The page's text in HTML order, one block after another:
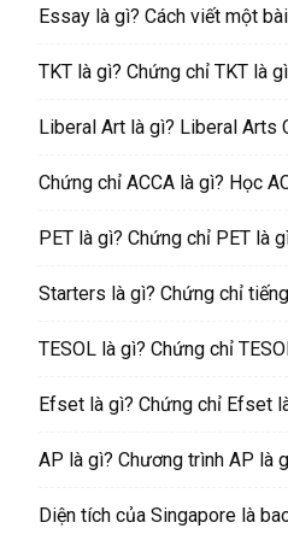
Essay là gì? Cách viết một
TKT là gì? Chứng chỉ TKT là
Liberal Art là gì? Liberal Arts
Chứng chỉ ACCA là gì? Học
PET là gì? Chứng chỉ PET là
Starters là gì? Chứng chỉ
TESOL là gì? Chứng chỉ
Efset là gì? Chứng chỉ Efset
AP là gì? Chương trình AP là
Diện tích của Singapore là